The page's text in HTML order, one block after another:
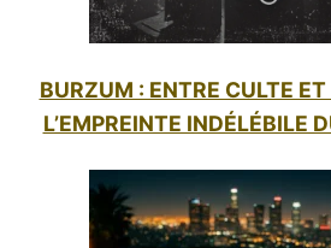
BURZUM : ENTRE CULTE
L’EMPREINTE INDÉLÉBILE